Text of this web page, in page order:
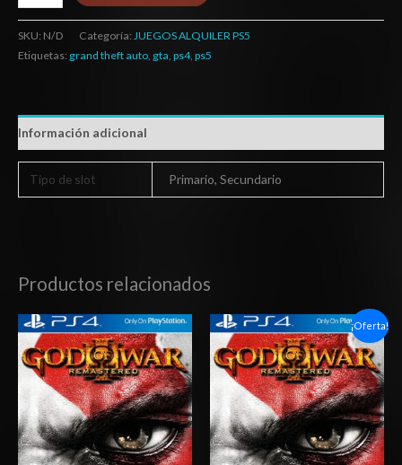
SKU: N/D Categoría: JUEGOS ALQUILER PS5
Etiquetas: grand theft auto, gta, ps4, ps5
Información adicional
Tipo de slot Primario, Secundario
Productos relacionados
Rango
de
precios:
desde
$3.00
hasta
$6.00
¡Oferta!
Rango
de
precios:
desde
$6.03
hasta
$10.03